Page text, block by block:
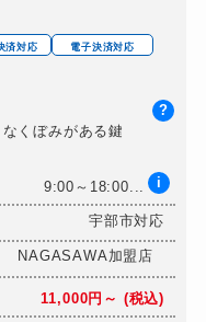
8,800円～(税込)
済対応
電子決済対応
くぼみがある鍵
9:00～18:00... i
宇部市対応
NAGASAWA加盟店
?
11,000円～ (税込)